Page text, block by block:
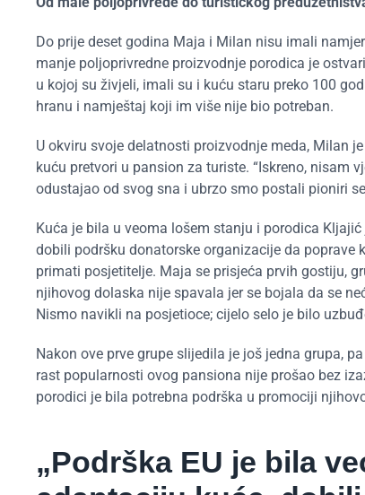
Do prije deset godina Maja i Milan nisu imali
manje poljoprivredne proizvodnje porodica je
u kojoj su živjeli, imali su i kuću staru preko 100
hranu i namještaj koji im više nije bio potreban.
U okviru svoje delatnosti proizvodnje meda, Milan
kuću pretvori u pansion za turiste. “Iskreno, nisam
odustajao od svog sna i ubrzo smo postali pioniri
Kuća je bila u veoma lošem stanju i porodica
dobili podršku donatorske organizacije da poprave
primati posjetitelje. Maja se prisjeća prvih gostiju,
njihovog dolaska nije spavala jer se bojala da se
Nismo navikli na posjetioce; cijelo selo je bilo
Nakon ove prve grupe slijedila je još jedna grupa,
rast popularnosti ovog pansiona nije prošao bez
porodici je bila potrebna podrška u promociji
„Podrška EU je bila